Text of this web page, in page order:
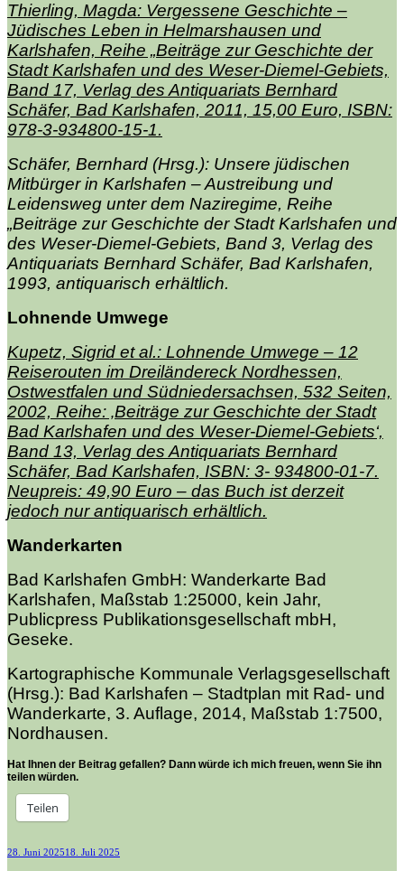
Thierling, Magda: Vergessene Geschichte –
Jüdisches Leben in Helmarshausen und
Karlshafen, Reihe „Beiträge zur Geschichte der
Stadt Karlshafen und des Weser-Diemel-Gebiets,
Band 17, Verlag des Antiquariats Bernhard
Schäfer, Bad Karlshafen, 2011, 15,00 Euro, ISBN:
978-3-934800-15-1.
Schäfer, Bernhard (Hrsg.): Unsere jüdischen
Mitbürger in Karlshafen – Austreibung und
Leidensweg unter dem Naziregime, Reihe
„Beiträge zur Geschichte der Stadt Karlshafen und
des Weser-Diemel-Gebiets, Band 3, Verlag des
Antiquariats Bernhard Schäfer, Bad Karlshafen,
1993, antiquarisch erhältlich.
Lohnende Umwege
Kupetz, Sigrid et al.: Lohnende Umwege – 12
Reiserouten im Dreiländereck Nordhessen,
Ostwestfalen und Südniedersachsen, 532 Seiten,
2002, Reihe: ‚Beiträge zur Geschichte der Stadt
Bad Karlshafen und des Weser-Diemel-Gebiets‘,
Band 13, Verlag des Antiquariats Bernhard
Schäfer, Bad Karlshafen, ISBN: 3- 934800-01-7.
Neupreis: 49,90 Euro – das Buch ist derzeit
jedoch nur antiquarisch erhältlich.
Wanderkarten
Bad Karlshafen GmbH: Wanderkarte Bad
Karlshafen, Maßstab 1:25000, kein Jahr,
Publicpress Publikationsgesellschaft mbH,
Geseke.
Kartographische Kommunale Verlagsgesellschaft
(Hrsg.): Bad Karlshafen – Stadtplan mit Rad- und
Wanderkarte, 3. Auflage, 2014, Maßstab 1:7500,
Nordhausen.
Hat Ihnen der Beitrag gefallen? Dann würde ich mich freuen, wenn Sie ihn
teilen würden.
Teilen
Veröffentlicht
28. Juni 202518. Juli 2025